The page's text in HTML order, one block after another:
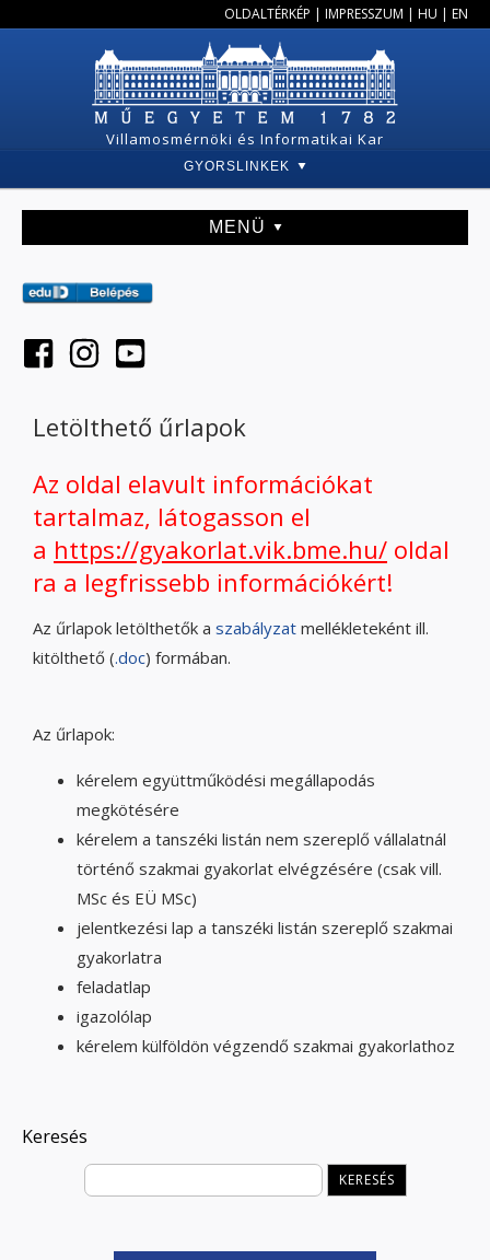
OLDALTÉRKÉP | IMPRESSZUM | HU | EN
Villamosmérnöki és Informatikai Kar
GYORSLINKEK
MENÜ
Letölthető űrlapok
Az oldal elavult információkat
tartalmaz, látogasson el
a https://gyakorlat.vik.bme.hu/ oldal
ra a legfrissebb információkért!
Az űrlapok letölthetők a szabályzat mellékleteként ill.
kitölthető (.doc) formában.
Az űrlapok:
kérelem együttműködési megállapodás
megkötésére
kérelem a tanszéki listán nem szereplő vállalatnál
történő szakmai gyakorlat elvégzésére (csak vill.
MSc és EÜ MSc)
jelentkezési lap a tanszéki listán szereplő szakmai
gyakorlatra
feladatlap
igazolólap
kérelem külföldön végzendő szakmai gyakorlathoz
Keresés